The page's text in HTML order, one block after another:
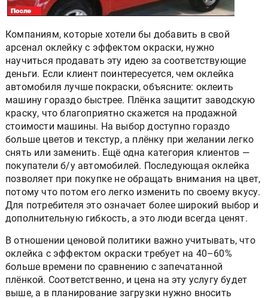
Компаниям, которые хотели бы добавить в свой
арсенал оклейку с эффектом окраски, нужно
научиться продавать эту идею за соответствующие
деньги. Если клиент поинтересуется, чем оклейка
автомобиля лучше покраски, объясните: оклеить
машину гораздо быстрее. Плёнка защитит заводскую
краску, что благоприятно скажется на продажной
стоимости машины. На выбор доступно гораздо
больше цветов и текстур, а плёнку при желании легко
снять или заменить. Ещё одна категория клиентов —
покупатели б/у автомобилей. Последующая оклейка
позволяет при покупке не обращать внимания на цвет,
потому что потом его легко изменить по своему вкусу.
Для потребителя это означает более широкий выбор и
дополнительную гибкость, а это люди всегда ценят.
В отношении ценовой политики важно учитывать, что
оклейка с эффектом окраски требует на 40–60%
больше времени по сравнению с запечатанной
плёнкой. Соответственно, и цена на эту услугу будет
выше, а в планирование загрузки нужно вносить